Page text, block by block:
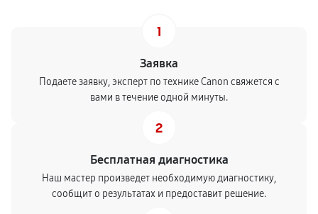
1
Заявка
Подаете заявку, эксперт по технике Canon свяжется с
вами в течение одной минуты.
2
Бесплатная диагностика
Наш мастер произведет необходимую диагностику,
сообщит о результатах и предоставит решение.